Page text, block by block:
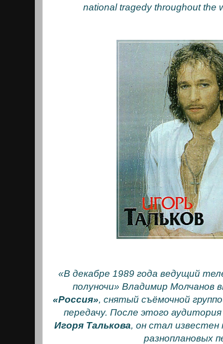
national tragedy throughout the
«В декабре 1989 года ведущий
полуночи» Владимир Молчанов
«Россия», снятый съёмочной
передачу. После этого
Игоря Талькова, он стал известен
разноплановых